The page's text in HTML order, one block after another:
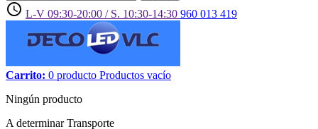
access_time L-V 09:30-20:00 / S. 10:30-14:30 960 013 419
Carrito: 0 producto Productos vacío
Ningún producto
A determinarTransporte